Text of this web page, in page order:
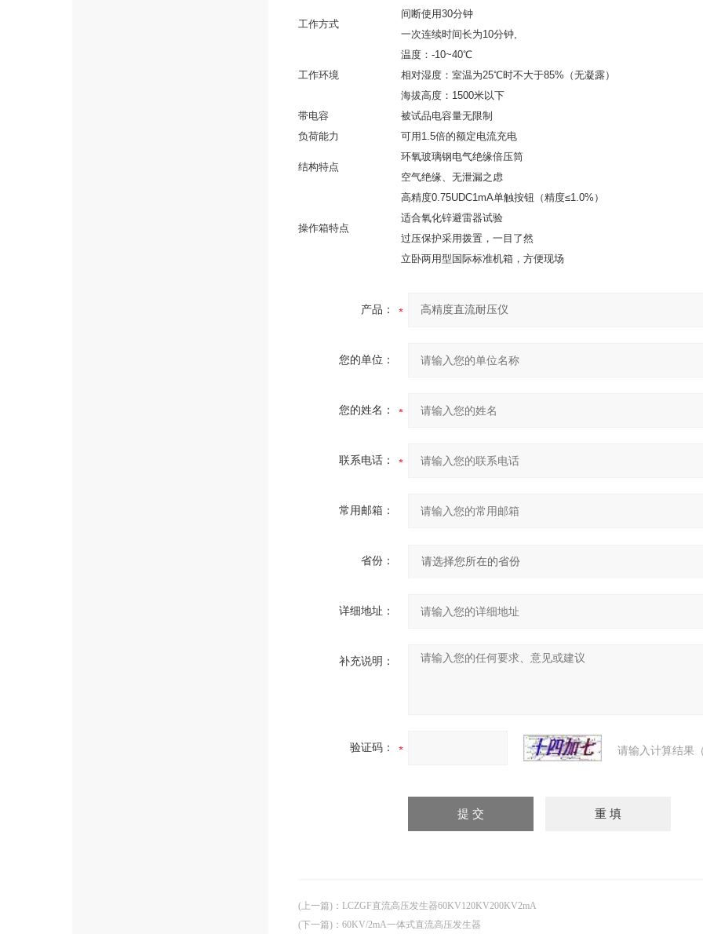
工作方式
间断使用30分钟
一次连续时间长为10分钟,
工作环境
温度：-10~40℃
相对湿度：室温为25℃时不大于85%（无凝露）
海拔高度：1500米以下
带电容
负荷能力
被试品电容量无限制
可用1.5倍的额定电流充电
结构特点
环氧玻璃钢电气绝缘倍压筒
空气绝缘、无泄漏之虑
操作箱特点
高精度0.75UDC1mA单触按钮（精度≤1.0%）
适合氧化锌避雷器试验
过压保护采用拨置，一目了然
立卧两用型国际标准机箱，方便现场
产品：
您的单位：
您的姓名：
联系电话：
常用邮箱：
省份：
详细地址：
补充说明：
验证码： 请输入计算结果
(上一篇) ： LCZGF直流高压发生器60KV120KV200KV2mA
(下一篇) ： 60KV/2mA一体式直流高压发生器